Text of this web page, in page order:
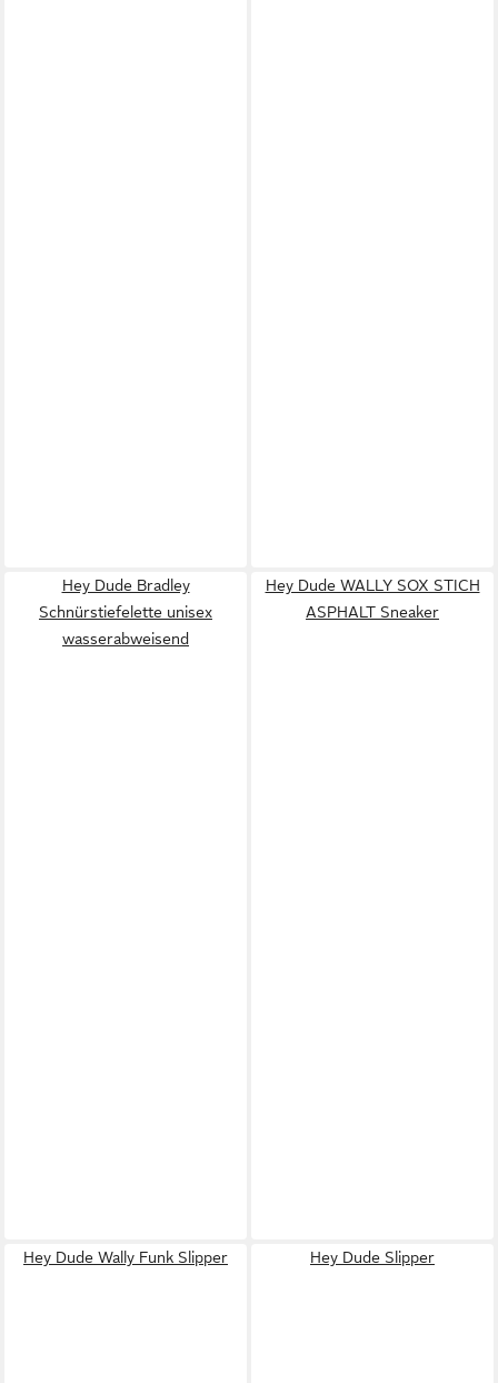
Hey Dude Bradley
Schnürstiefelette unisex
wasserabweisend
Hey Dude WALLY SOX STICH
ASPHALT Sneaker
Hey Dude Wally Funk Slipper Hey Dude Slipper